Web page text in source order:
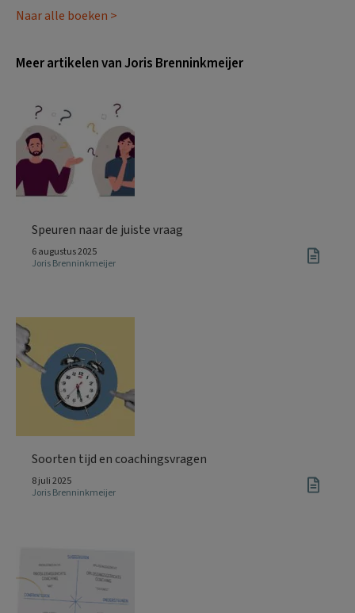
Naar alle boeken >
Meer artikelen van Joris Brenninkmeijer
Speuren naar de juiste vraag
6 augustus 2025
Joris Brenninkmeijer
Soorten tijd en coachingsvragen
8 juli 2025
Joris Brenninkmeijer